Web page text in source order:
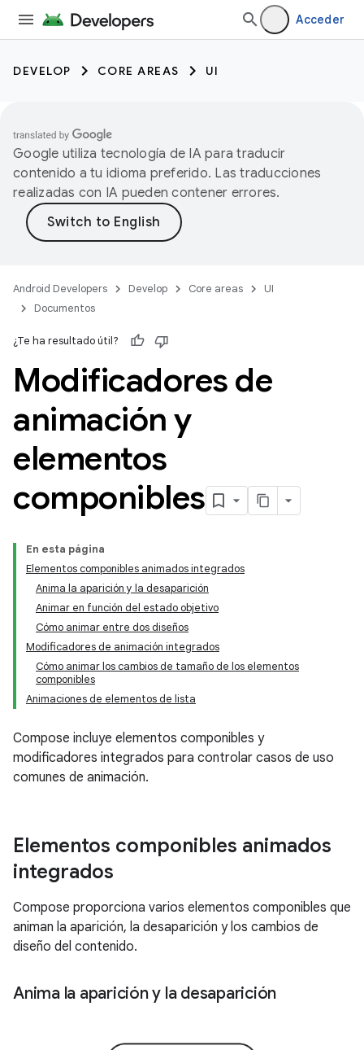
Acceder
DEVELOP CORE AREAS UI
Google utiliza tecnología de IA para traducir
contenido a tu idioma preferido. Las traducciones
realizadas con IA pueden contener errores.
Android Developers Develop Core areas
UI
Documentos
¿Te ha resultado útil?
Modificadores de
animación y
elementos
componibles
En esta página
Elementos componibles animados integrados
Anima la aparición y la desaparición
Animar en función del estado objetivo
Cómo animar entre dos diseños
Modificadores de animación integrados
Cómo animar los cambios de tamaño de los elementos
componibles
Animaciones de elementos de lista
Compose incluye elementos componibles y
modificadores integrados para controlar casos de uso
comunes de animación.
Elementos componibles animados
integrados
Compose proporciona varios elementos componibles que
animan la aparición, la desaparición y los cambios de
diseño del contenido.
Anima la aparición y la desaparición